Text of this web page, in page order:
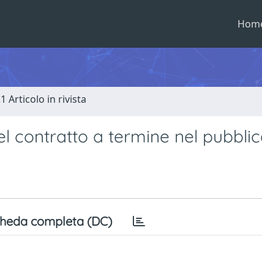
Articolo in rivista
contratto a termine nel
completa (DC)